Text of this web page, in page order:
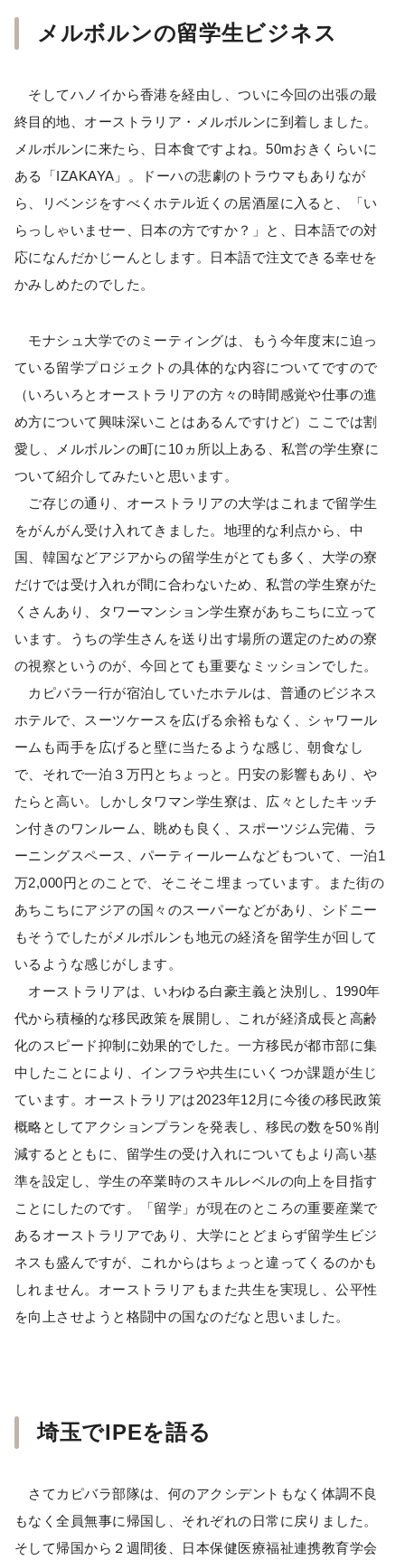
メルボルンの留学生ビジネス
そしてハノイから香港を経由し、ついに今回の出張の最
終目的地、オーストラリア・メルボルンに到着しました。
メルボルンに来たら、日本食ですよね。50mおきくらいに
ある「IZAKAYA」。ドーハの悲劇のトラウマもありなが
ら、リベンジをすべくホテル近くの居酒屋に入ると、「い
らっしゃいませー、日本の方ですか？」と、日本語での対
応になんだかじーんとします。日本語で注文できる幸せを
かみしめたのでした。
モナシュ大学でのミーティングは、もう今年度末に迫っ
ている留学プロジェクトの具体的な内容についてですので
（いろいろとオーストラリアの方々の時間感覚や仕事の進
め方について興味深いことはあるんですけど）ここでは割
愛し、メルボルンの町に10ヵ所以上ある、私営の学生寮に
ついて紹介してみたいと思います。
ご存じの通り、オーストラリアの大学はこれまで留学生
をがんがん受け入れてきました。地理的な利点から、中
国、韓国などアジアからの留学生がとても多く、大学の寮
だけでは受け入れが間に合わないため、私営の学生寮がた
くさんあり、タワーマンション学生寮があちこちに立って
います。うちの学生さんを送り出す場所の選定のための寮
の視察というのが、今回とても重要なミッションでした。
カピバラ一行が宿泊していたホテルは、普通のビジネス
ホテルで、スーツケースを広げる余裕もなく、シャワール
ームも両手を広げると壁に当たるような感じ、朝食なし
で、それで一泊３万円とちょっと。円安の影響もあり、や
たらと高い。しかしタワマン学生寮は、広々としたキッチ
ン付きのワンルーム、眺めも良く、スポーツジム完備、ラ
ーニングスペース、パーティールームなどもついて、一泊1
万2,000円とのことで、そこそこ埋まっています。また街の
あちこちにアジアの国々のスーパーなどがあり、シドニー
もそうでしたがメルボルンも地元の経済を留学生が回して
いるような感じがします。
オーストラリアは、いわゆる白豪主義と決別し、1990年
代から積極的な移民政策を展開し、これが経済成長と高齢
化のスピード抑制に効果的でした。一方移民が都市部に集
中したことにより、インフラや共生にいくつか課題が生じ
ています。オーストラリアは2023年12月に今後の移民政策
概略としてアクションプランを発表し、移民の数を50％削
減するとともに、留学生の受け入れについてもより高い基
準を設定し、学生の卒業時のスキルレベルの向上を目指す
ことにしたのです。「留学」が現在のところの重要産業で
あるオーストラリアであり、大学にとどまらず留学生ビジ
ネスも盛んですが、これからはちょっと違ってくるのかも
しれません。オーストラリアもまた共生を実現し、公平性
を向上させようと格闘中の国なのだなと思いました。
埼玉でIPEを語る
さてカピバラ部隊は、何のアクシデントもなく体調不良
もなく全員無事に帰国し、それぞれの日常に戻りました。
そして帰国から２週間後、日本保健医療福祉連携教育学会